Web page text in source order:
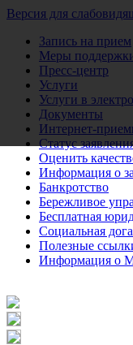
Версия для
Запись на прием
Меры
Пресс-центр
Услуги
Услуги в
Документы
Интернет-
Статус
Оценить
Информация о
Банкротство
Бережливое
Бесплатная
Социальная
Полезные
Информация о